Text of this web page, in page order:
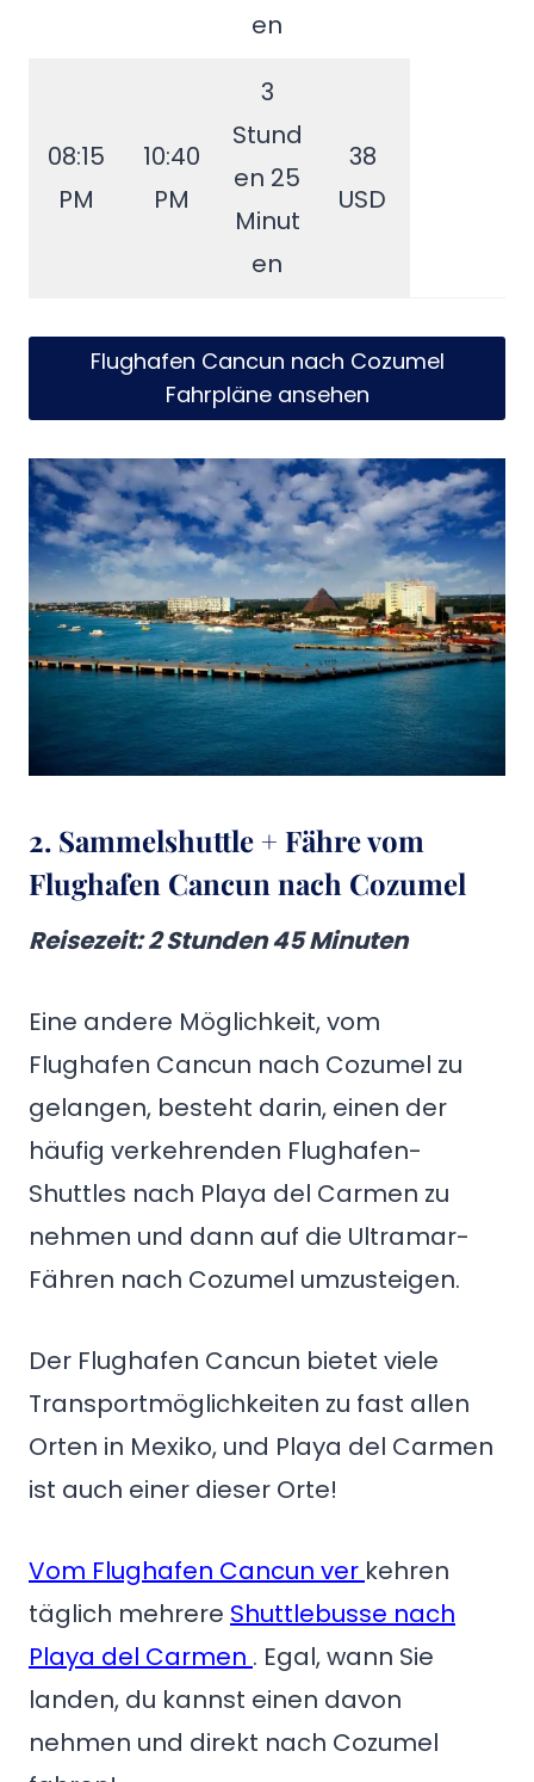
en
08:15
PM
10:40
PM
3
Stund
en 25
Minut
en
38
USD
Flughafen Cancun nach Cozumel
Fahrpläne ansehen
2. Sammelshuttle + Fähre vom
Flughafen Cancun nach Cozumel
Reisezeit: 2 Stunden 45 Minuten
Eine andere Möglichkeit, vom
Flughafen Cancun nach Cozumel zu
gelangen, besteht darin, einen der
häufig verkehrenden Flughafen-
Shuttles nach Playa del Carmen zu
nehmen und dann auf die Ultramar-
Fähren nach Cozumel umzusteigen.
Der Flughafen Cancun bietet viele
Transportmöglichkeiten zu fast allen
Orten in Mexiko, und Playa del Carmen
ist auch einer dieser Orte!
Vom Flughafen Cancun ver kehren
täglich mehrere Shuttlebusse nach
Playa del Carmen . Egal, wann Sie
landen, du kannst einen davon
nehmen und direkt nach Cozumel